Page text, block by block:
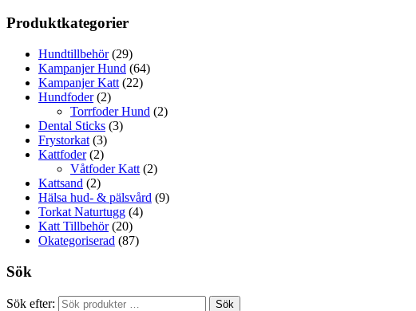
Produktkategorier
Hundtillbehör (29)
Kampanjer Hund (64)
Kampanjer Katt (22)
Hundfoder (2)
Torrfoder Hund (2)
Dental Sticks (3)
Frystorkat (3)
Kattfoder (2)
Våtfoder Katt (2)
Kattsand (2)
Hälsa hud- & pälsvård (9)
Torkat Naturtugg (4)
Katt Tillbehör (20)
Okategoriserad (87)
Sök
Sök efter:
Sök